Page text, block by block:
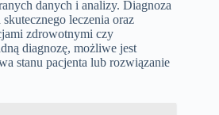
danych i analizy. Diagnoza
leczenia oraz
zdrowotnymi czy
diagnozę, możliwe jest
stanu pacjenta lub rozwiązanie